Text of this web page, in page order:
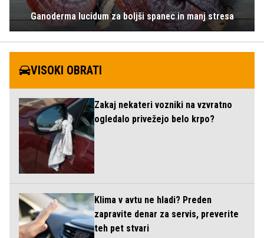
Ganoderma lucidum za boljši spanec in manj stresa
VISOKI OBRATI
Zakaj nekateri vozniki na vzvratno
ogledalo privežejo belo krpo?
Klima v avtu ne hladi? Preden
zapravite denar za servis, preverite
teh pet stvari